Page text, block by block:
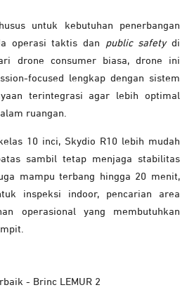
untuk kebutuhan penerbangan
operasi taktis dan public safetydi
drone consumer biasa, drone ini
focused lengkap dengan sistem
terintegrasi agar lebih optimal
ruangan.
10 inci, Skydio R10 lebih mudah
sambil tetap menjaga stabilitas
mampu terbang hingga 20 menit,
inspeksi indoor, pencarian area
operasional yang membutuhkan